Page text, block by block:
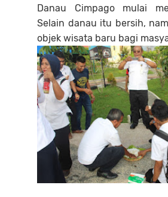
Danau Cimpago mulai
Selain danau itu bersih,
objek wisata baru bagi